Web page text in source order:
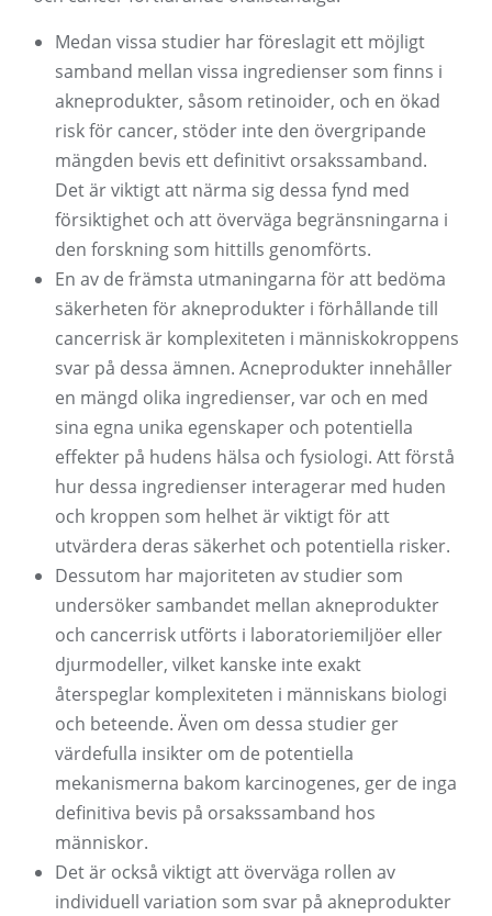
Medan vissa studier har föreslagit ett möjligt
samband mellan vissa ingredienser som finns i
akneprodukter, såsom retinoider, och en ökad
risk för cancer, stöder inte den övergripande
mängden bevis ett definitivt orsakssamband.
Det är viktigt att närma sig dessa fynd med
försiktighet och att överväga begränsningarna i
den forskning som hittills genomförts.
En av de främsta utmaningarna för att bedöma
säkerheten för akneprodukter i förhållande till
cancerrisk är komplexiteten i människokroppens
svar på dessa ämnen. Acneprodukter innehåller
en mängd olika ingredienser, var och en med
sina egna unika egenskaper och potentiella
effekter på hudens hälsa och fysiologi. Att förstå
hur dessa ingredienser interagerar med huden
och kroppen som helhet är viktigt för att
utvärdera deras säkerhet och potentiella risker.
Dessutom har majoriteten av studier som
undersöker sambandet mellan akneprodukter
och cancerrisk utförts i laboratoriemiljöer eller
djurmodeller, vilket kanske inte exakt
återspeglar komplexiteten i människans biologi
och beteende. Även om dessa studier ger
värdefulla insikter om de potentiella
mekanismerna bakom karcinogenes, ger de inga
definitiva bevis på orsakssamband hos
människor.
Det är också viktigt att överväga rollen av
individuell variation som svar på akneprodukter